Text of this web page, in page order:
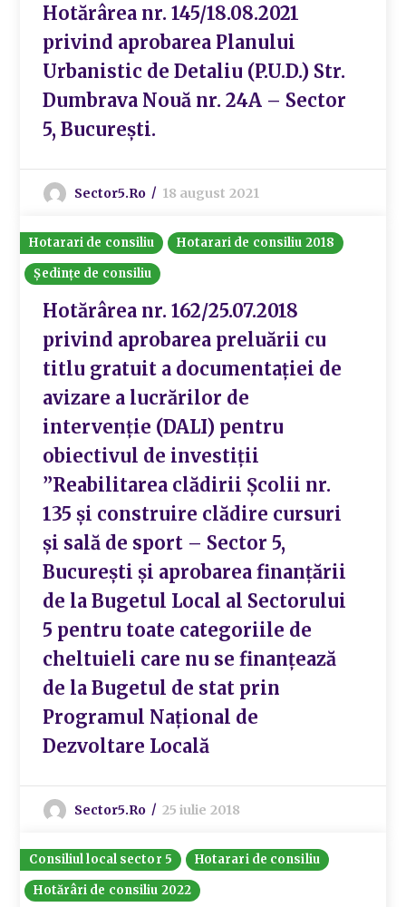
Hotărârea nr. 145/18.08.2021
privind aprobarea Planului
Urbanistic de Detaliu (P.U.D.) Str.
Dumbrava Nouă nr. 24A – Sector
5, București.
Sector5.ro 18 august 2021
Hotarari de consiliu
Hotarari de consiliu 2018
Ședințe de consiliu
Hotărârea nr. 162/25.07.2018
privind aprobarea preluării cu
titlu gratuit a documentației de
avizare a lucrărilor de
intervenție (DALI) pentru
obiectivul de investiții
”Reabilitarea clădirii Școlii nr.
135 și construire clădire cursuri
și sală de sport – Sector 5,
București și aprobarea finanțării
de la Bugetul Local al Sectorului
5 pentru toate categoriile de
cheltuieli care nu se finanțează
de la Bugetul de stat prin
Programul Național de
Dezvoltare Locală
Sector5.ro 25 iulie 2018
Consiliul local sector 5
Hotarari de consiliu
Hotărâri de consiliu 2022